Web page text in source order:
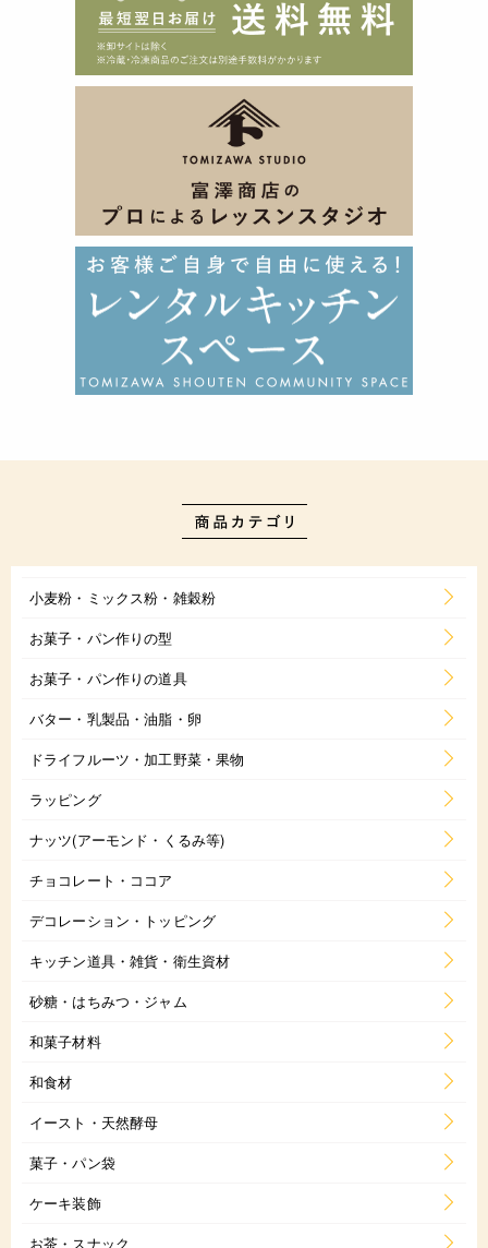
小麦粉・ミックス粉・雑穀粉
お菓子・パン作りの型
お菓子・パン作りの道具
バター・乳製品・油脂・卵
ドライフルーツ・加工野菜・果物
ラッピング
ナッツ(アーモンド・くるみ等)
チョコレート・ココア
デコレーション・トッピング
キッチン道具・雑貨・衛生資材
砂糖・はちみつ・ジャム
和菓子材料
和食材
イースト・天然酵母
菓子・パン袋
ケーキ装飾
お茶・スナック